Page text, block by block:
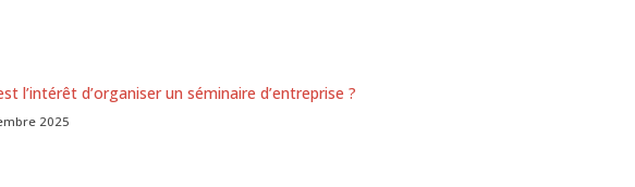
l’intérêt d’organiser un séminaire d’entreprise ?
2025